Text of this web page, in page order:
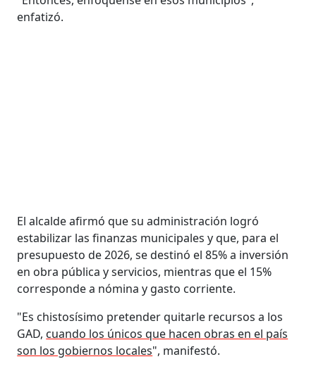
enfatizó.
El alcalde afirmó que su administración logró
estabilizar las finanzas municipales y que, para el
presupuesto de 2026, se destinó el 85% a inversión
en obra pública y servicios, mientras que el 15%
corresponde a nómina y gasto corriente.
"Es chistosísimo pretender quitarle recursos a los
GAD, cuando los únicos que hacen obras en el país
son los gobiernos locales", manifestó.